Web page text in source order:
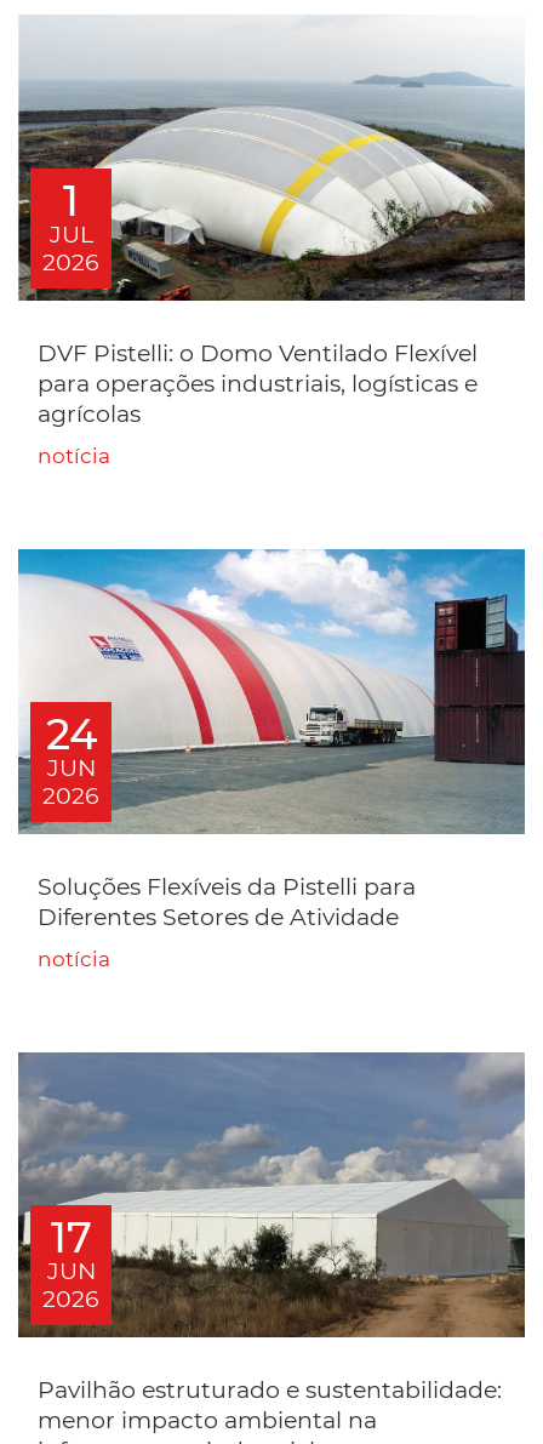
1
JUL
2026
DVF Pistelli: o Domo Ventilado Flexível
para operações industriais, logísticas e
agrícolas
notícia
24
JUN
2026
Soluções Flexíveis da Pistelli para
Diferentes Setores de Atividade
notícia
17
JUN
2026
Pavilhão estruturado e sustentabilidade:
menor impacto ambiental na